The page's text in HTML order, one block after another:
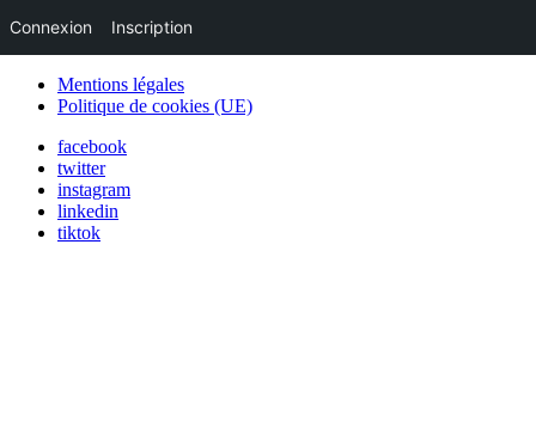
Mentions légales
Politique de cookies (UE)
facebook
twitter
instagram
linkedin
tiktok
Connexion Inscription